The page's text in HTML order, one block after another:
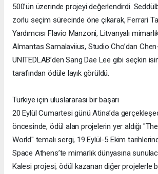
500’ün üzerinde projeyi değerlendirdi.
zorlu seçim sürecinde öne çıkarak, Ferrari
Yardımcısı Flavio Manzoni, Litvanyalı
Almantas Samalaviius, Studio Cho’dan
UNITEDLAB’den Sang Dae Lee gibi seçkin
tarafından ödüle layık görüldü.
Türkiye için uluslararası bir başarı
20 Eylül Cumartesi günü Atina’da
öncesinde, ödül alan projelerin yer aldığı
World" temalı sergi, 19 Eylül-5 Ekim
Space Athens’te mimarlık dünyasına
Kalesi projesi, ödül kazanan diğer projelerle